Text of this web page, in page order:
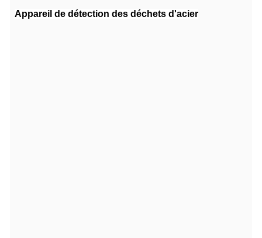
Appareil de détection des déchets d'acier